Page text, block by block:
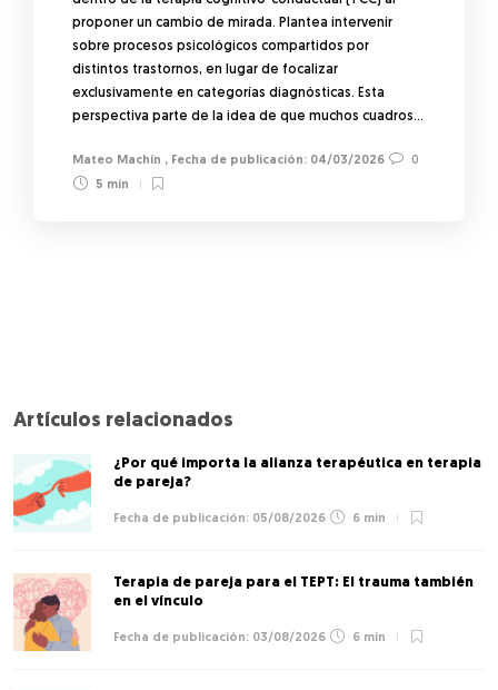
proponer un cambio de mirada. Plantea intervenir
sobre procesos psicológicos compartidos por
distintos trastornos, en lugar de focalizar
exclusivamente en categorías diagnósticas. Esta
perspectiva parte de la idea de que muchos cuadros…
Mateo Machín , 04/03/2026
0
5 min
Artículos relacionados
¿Por qué importa la alianza terapéutica en terapia
de pareja?
05/08/2026 6 min
Terapia de pareja para el TEPT: El trauma también
en el vínculo
03/08/2026 6 min